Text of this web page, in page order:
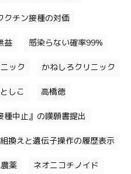
クチン接種の対価
益 感染らない確率99%
ック かねしろクリニック
しこ 高橋徳
種中止』の嘆願書提出
換えと遺伝子操作の履歴表示
薬 ネオニコチノイド